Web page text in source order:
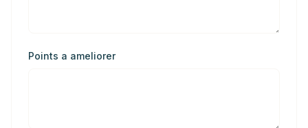
Points a ameliorer